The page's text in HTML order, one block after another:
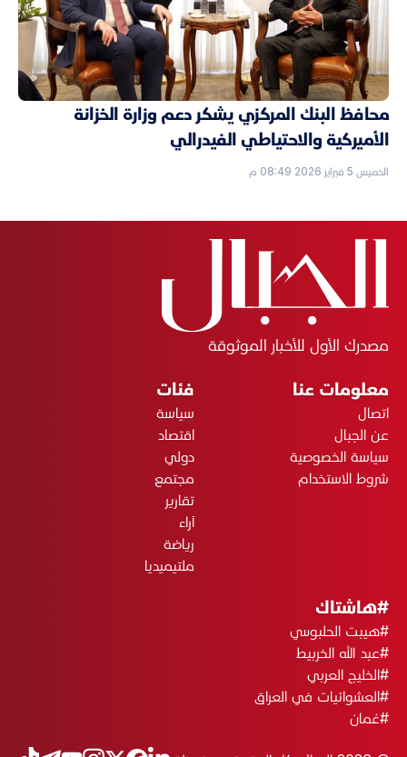
محافظ البنك المركزي يشكر دعم وزارة الخزانة
الأميركية والاحتياطي الفيدرالي
الخميس 5 فبراير 2026 08:49 م
مصدرك الأول للأخبار الموثوقة
معلومات عنا
اتصال
عن الجبال
سياسة الخصوصية
شروط الاستخدام
فئات
سياسة
اقتصاد
دولي
مجتمع
تقارير
آراء
رياضة
ملتيميديا
#هاشتاك
#هيبت الحلبوسي
#عبد الله الخربيط
#الخليج العربي
#العشوائيات في العراق
#عُمان